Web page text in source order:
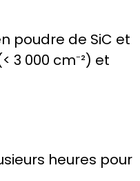
poudre de SiC et
000 cm⁻²) et
heures pour